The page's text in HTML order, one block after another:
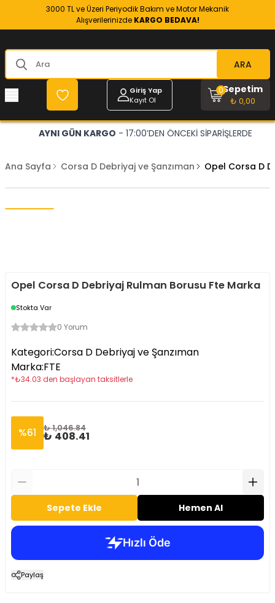
3000 TL ve Üzeri Periyodik Bakım ve Motor Mekanik
Alışverilerinizde KARGO BEDAVA!
ARA
Giriş Yap
Kayıt Ol
Sepetim
₺ 0,00
0
AYNI GÜN KARGO - 17:00’DEN ÖNCEKİ SİPARİŞLERDE
Ana Sayfa Corsa D Debriyaj ve Şanzıman Opel Corsa D
Opel Corsa D Debriyaj Rulman Borusu Fte Marka
Stokta Var
0 Yorum
Kategori:Corsa D Debriyaj ve Şanzıman
Marka:FTE
*₺34.03 den başlayan taksitlerle
%61 ₺ 1,046.84
₺ 408.41
Sepete Ekle Hemen Al
Paylaş